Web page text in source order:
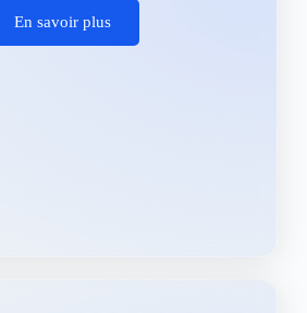
En savoir plus